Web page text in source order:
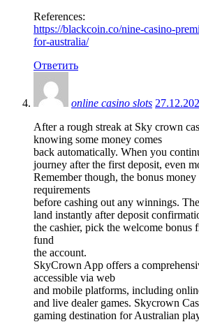
References:
https://blackcoin.co/nine-casino-
for-australia/
Ответить
online casino slots
After a rough streak at Sky crown
knowing some money comes
back automatically. When you
journey after the first deposit, even
Remember though, the bonus
requirements
before cashing out any winnings.
land instantly after deposit
the cashier, pick the welcome bonus
fund
the account.
SkyCrown App offers a
accessible via web
and mobile platforms, including
and live dealer games. Skycrown
gaming destination for Australian